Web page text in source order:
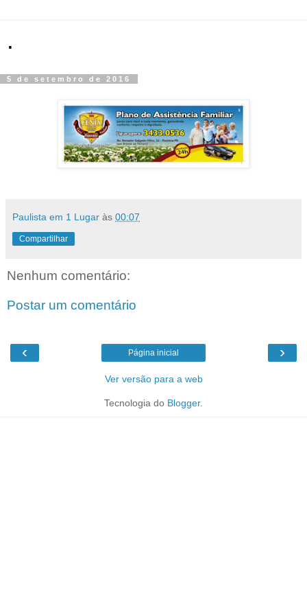
.
5 de setembro de 2016
Paulista em 1 Lugar às 00:07
Compartilhar
Nenhum comentário:
Postar um comentário
‹ ›
Página inicial
Ver versão para a web
Tecnologia do Blogger.